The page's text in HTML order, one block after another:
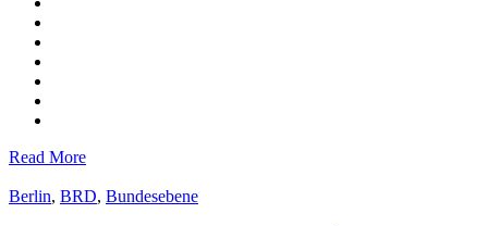
Read More
Berlin, BRD, Bundesebene